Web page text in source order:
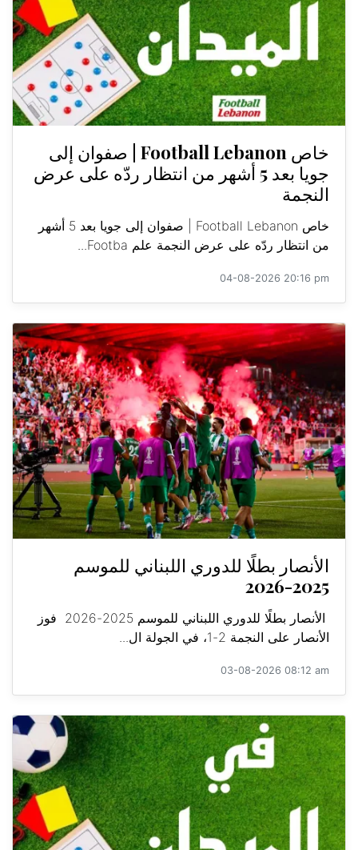
خاص Football Lebanon | صفوان إلى
جويا بعد 5 أشهر من انتظار ردّه على عرض
النجمة
خاص Football Lebanon | صفوان إلى جويا بعد 5 أشهر
من انتظار ردّه على عرض النجمة علم Footba...
04-08-2026 20:16 pm
الأنصار بطلًا للدوري اللبناني للموسم
2025-2026
الأنصار بطلًا للدوري اللبناني للموسم 2025-2026 فوز
الأنصار على النجمة 2-1، في الجولة ال...
03-08-2026 08:12 am